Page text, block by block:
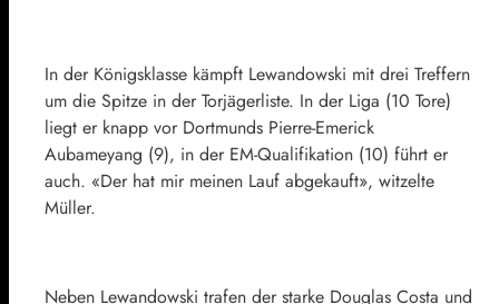
In der Königsklasse kämpft Lewandowski mit drei Treffern
um die Spitze in der Torjägerliste. In der Liga (10 Tore)
liegt er knapp vor Dortmunds Pierre-Emerick
Aubameyang (9), in der EM-Qualifikation (10) führt er
auch. «Der hat mir meinen Lauf abgekauft», witzelte
Müller.
Neben Lewandowski trafen der starke Douglas Costa und